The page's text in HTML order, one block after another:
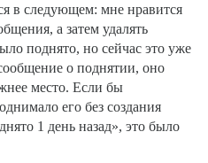
в следующем: мне нравится
а затем удалять
поднято, но сейчас это уже
о поднятии, оно
место. Если бы
его без создания
1 день назад», это было